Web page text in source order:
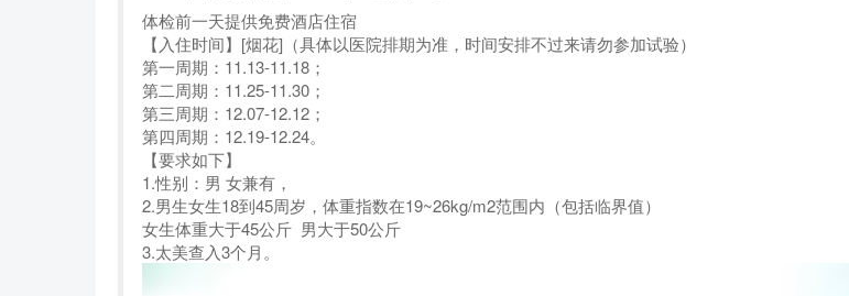
体检前一天提供免费酒店住宿
【入住时间】[烟花]（具体以医院排期为准，时间安排不过来请勿参加试验）
第一周期：11.13-11.18；
第二周期：11.25-11.30；
第三周期：12.07-12.12；
第四周期：12.19-12.24。
【要求如下】
1.性别：男 女兼有，
2.男生女生18到45周岁，体重指数在19~26kg/m2范围内（包括临界值）
女生体重大于45公斤 男大于50公斤
3.太美查入3个月。